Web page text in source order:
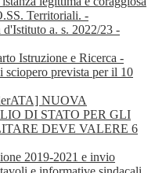
Territoriali. -
a. s. 2022/23 -
Istruzione e Ricerca -
sciopero prevista per il 10
NUOVA
DI STATO PER GLI
DEVE VALERE 6
2019-2021 e invio